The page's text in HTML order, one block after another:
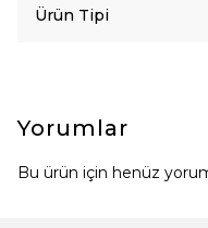
Ürün Tipi
Yorumlar
Bu ürün için henüz